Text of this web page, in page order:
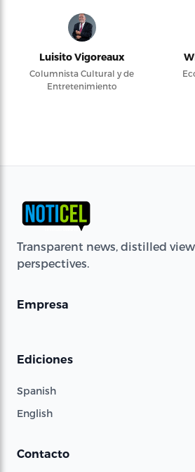
Luisito Vigoreaux
Columnista Cultural y de
Entretenimiento
Transparent news, distilled
perspectives.
Empresa
Ediciones
Spanish
English
Contacto